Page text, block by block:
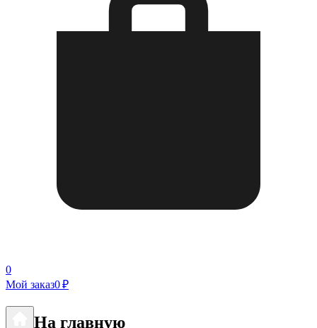
0
Мой заказ0 ₽
На главную